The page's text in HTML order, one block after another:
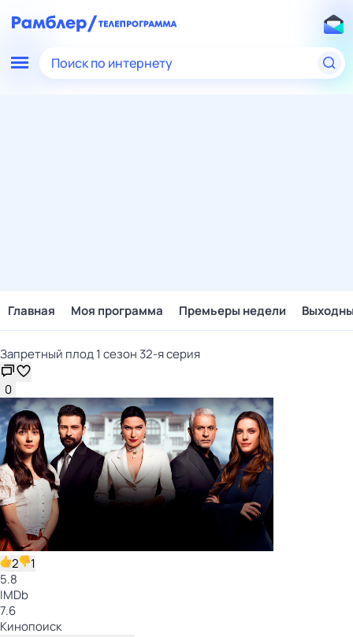
Поиск по интернету
Главная Моя программа Премьеры недели
Запретный плод 1 сезон 32-я серия
0
2
1
5.8
IMDb
7.6
Кинопоиск